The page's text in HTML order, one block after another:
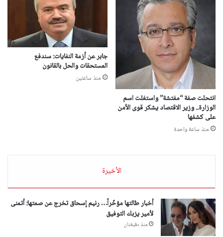
انتحلت صفة “مفتشة” واستغلت اسم
الوزارة.. وزير الاقتصاد يشكر قوى الأمن
على كشفها
منذ ساعة واحدة
جابر عن أزمة النفايات: سندفع
المستحقات والحل بالقانون
منذ ساعتين
الأخيرة
أخبار طالتها مؤخّراً… رنيم إسحاق تخرج عن صمتها: أتمنى
لأمير يزبك التوفيق
منذ دقيقتان